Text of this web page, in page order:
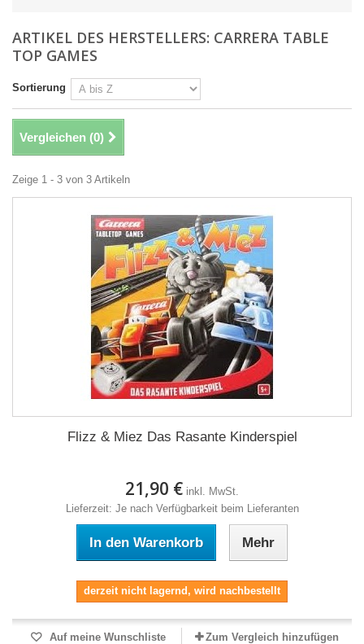
ARTIKEL DES HERSTELLERS: CARRERA TABLE
TOP GAMES
Sortierung
Vergleichen (0)
Zeige 1 - 3 von 3 Artikeln
Flizz & Miez Das Rasante Kinderspiel
21,90 € inkl. MwSt.
Lieferzeit: Je nach Verfügbarkeit beim Lieferanten
In den Warenkorb Mehr
derzeit nicht lagernd, wird nachbestellt
Auf meine Wunschliste Zum Vergleich hinzufügen